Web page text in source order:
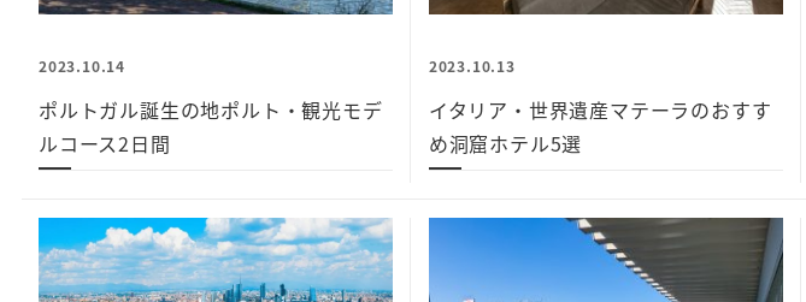
2023.10.14
ポルトガル誕生の地ポルト・観光モデ
ルコース2日間
2023.10.13
イタリア・世界遺産マテーラのおすす
め洞窟ホテル5選